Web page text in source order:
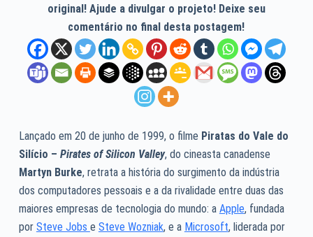
original! Ajude a divulgar o projeto! Deixe seu
comentário no final desta postagem!
Lançado em 20 de junho de 1999, o filme Piratas do Vale do
Silício – Pirates of Silicon Valley, do cineasta canadense
Martyn Burke, retrata a história do surgimento da indústria
dos computadores pessoais e a da rivalidade entre duas das
maiores empresas de tecnologia do mundo: a Apple, fundada
por Steve Jobs e Steve Wozniak, e a Microsoft, liderada por